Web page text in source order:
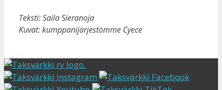
Teksti: Saila Sieranoja
Kuvat: kumppanijärjestömme Cyece